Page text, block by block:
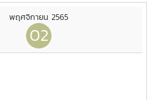
พฤศจิกายน 2565
02